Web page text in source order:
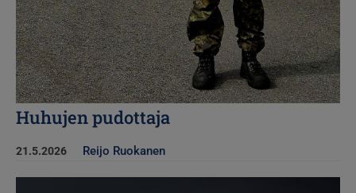
Huhujen pudottaja
21.5.2026 Reijo Ruokanen